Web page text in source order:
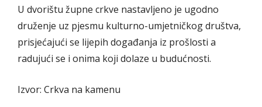
U dvorištu župne crkve nastavljeno je ugodno
druženje uz pjesmu kulturno-umjetničkog društva,
prisjećajući se lijepih događanja iz prošlosti a
radujući se i onima koji dolaze u budućnosti.
Izvor: Crkva na kamenu